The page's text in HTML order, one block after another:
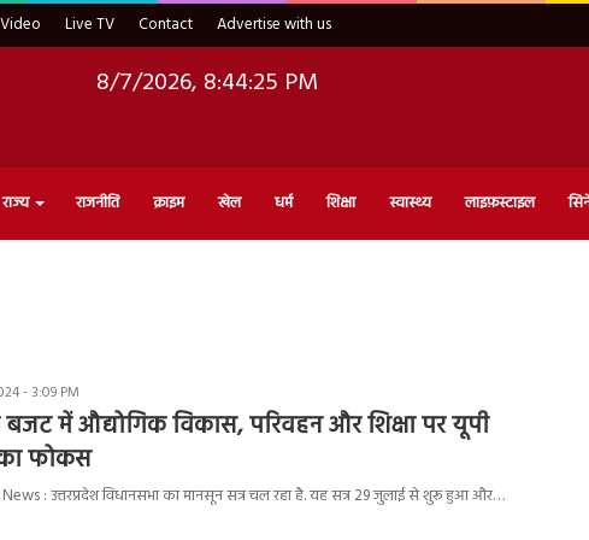
Video Live TV Contact Advertise with us
8/7/2026, 8:44:26 PM
राज्य राजनीति क्राइम खेल धर्म शिक्षा स्वास्थ्य लाइफ़स्टाइल
- 3:09 PM
में औद्योगिक विकास, परिवहन और शिक्षा पर यूपी
फोकस
: उत्तरप्रदेश विधानसभा का मानसून सत्र चल रहा है. यह सत्र 29 जुलाई से शुरू हुआ और…